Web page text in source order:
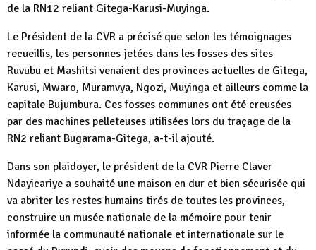
de la RN12 reliant Gitega-Karusi-Muyinga.
Le Président de la CVR a précisé que selon les témoignages
recueillis, les personnes jetées dans les fosses des sites
Ruvubu et Mashitsi venaient des provinces actuelles de Gitega,
Karusi, Mwaro, Muramvya, Ngozi, Muyinga et ailleurs comme la
capitale Bujumbura. Ces fosses communes ont été creusées
par des machines pelleteuses utilisées lors du traçage de la
RN2 reliant Bugarama-Gitega, a-t-il ajouté.
Dans son plaidoyer, le président de la CVR Pierre Claver
Ndayicariye a souhaité une maison en dur et bien sécurisée qui
va abriter les restes humains tirés de toutes les provinces,
construire un musée nationale de la mémoire pour tenir
informée la communauté nationale et internationale sur le